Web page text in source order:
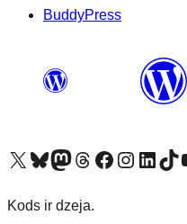
BuddyPress
Apmeklējiet mūsu X (agrāk Twitter) kontu
Apmeklējiet mūsu Bluesky kontu
Apmeklējiet mūsu Mastodon kontu
Apmeklējiet mūsu Threads kontu
Apmeklējiet mūsu Facebook lapuApmeklējiet mūsu Instagram kontu
Apmeklējiet mūsu LinkedIn kontu
Apmeklējiet
Kods ir dzeja.